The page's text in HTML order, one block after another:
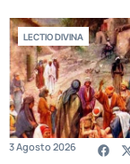
LECTIO DIVINA
3 Agosto 2026